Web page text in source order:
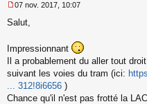
e
a
g
e
n
o
07 nov. 2017, 10:07
Salut,
Impressionnant
Il a probablement du aller tout
suivant les voies du tram (ici:
... 312!8i6656 )
Chance qu'il n'est pas frotté la